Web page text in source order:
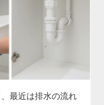
最近は排水の流れ